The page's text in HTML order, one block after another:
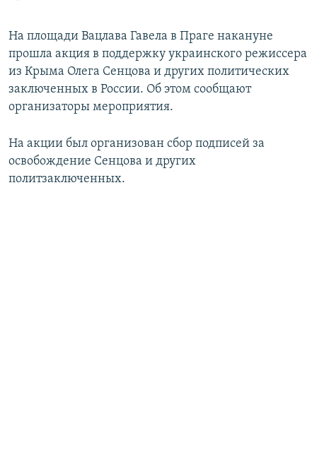
Все сайты RFE/RL
На площади Вацлава Гавела в Праге накануне
прошла акция в поддержку украинского режиссера
из Крыма Олега Сенцова и других политических
заключенных в России. Об этом сообщают
организаторы мероприятия.
На акции был организован сбор подписей за
освобождение Сенцова и других
политзаключенных.